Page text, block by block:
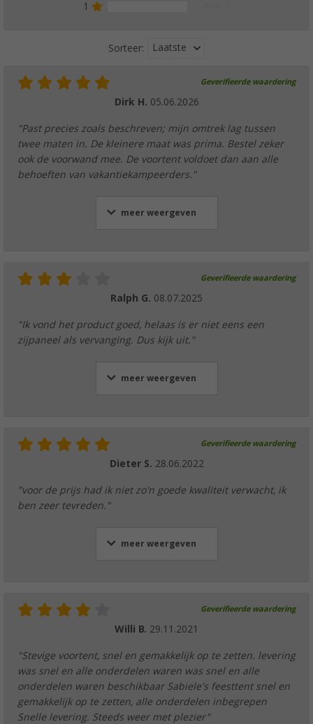
1
Sorteer: Laatste
Geverifieerde waardering
Dirk H. 05.06.2026
"Past precies zoals beschreven; mijn omtrek lag tussen
twee maten in. De kleinere maat was prima. Bestel zeker
ook de voorwand mee. De voortent voldoet dan aan alle
behoeften van vakantiekampeerders."
meer weergeven
Geverifieerde waardering
Ralph G. 08.07.2025
"Ik vond het product goed, helaas is er niet eens een
zijpaneel als vervanging. Dus kijk uit."
meer weergeven
Geverifieerde waardering
Dieter S. 28.06.2022
"voor de prijs had ik niet zo'n goede kwaliteit verwacht, ik
ben zeer tevreden."
meer weergeven
Geverifieerde waardering
Willi B. 29.11.2021
"Stevige voortent, snel en gemakkelijk op te zetten. levering
was snel en alle onderdelen waren was snel en alle
onderdelen waren beschikbaar Sabiele's feesttent snel en
gemakkelijk op te zetten, alle onderdelen inbegrepen
Snelle levering. Steeds weer met plezier"